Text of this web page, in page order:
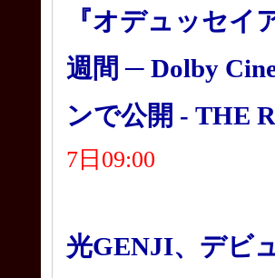
『オデュッセイ
週間 ─ Dolby
ンで公開 - THE
7日09:00
光GENJI、デビ